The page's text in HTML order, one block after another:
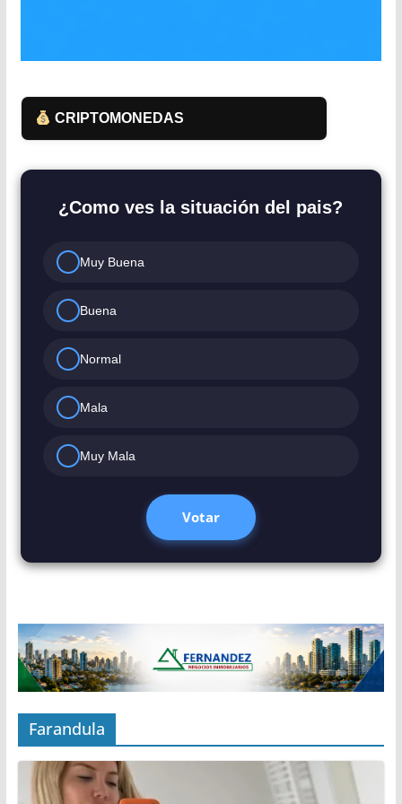
CRIPTOMONEDAS
¿Como ves la situación del pais?
Muy Buena
Buena
Normal
Mala
Muy Mala
Votar
Farandula